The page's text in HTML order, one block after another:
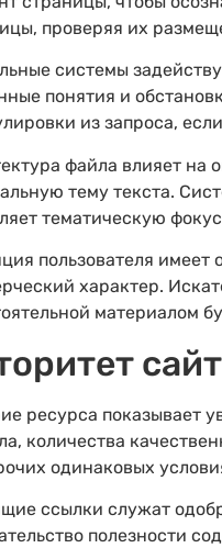
проверяя их
системы
понятия и
из запроса,
файла влияет на
тему текста.
тематическую
пользователя
характер.
материалом
ресурса показывает
количества
одинаковых
ссылки служат
полезности